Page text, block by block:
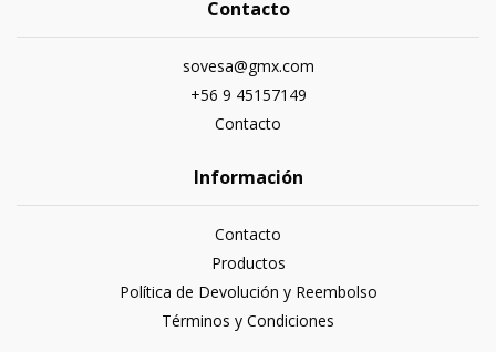
Contacto
sovesa@gmx.com
+56 9 45157149
Contacto
Información
Contacto
Productos
Política de Devolución y Reembolso
Términos y Condiciones